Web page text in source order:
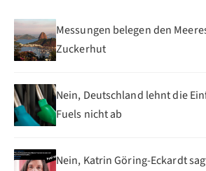
Messungen belegen den
Zuckerhut
Nein, Deutschland lehnt die
Fuels nicht ab
Nein, Katrin Göring-Eckardt